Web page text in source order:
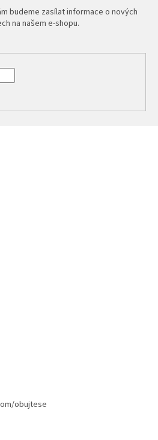
budeme zasílat informace o nových
na našem e-shopu.
obujtese